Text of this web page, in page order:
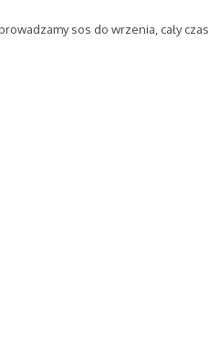
sos do wrzenia, cały czas